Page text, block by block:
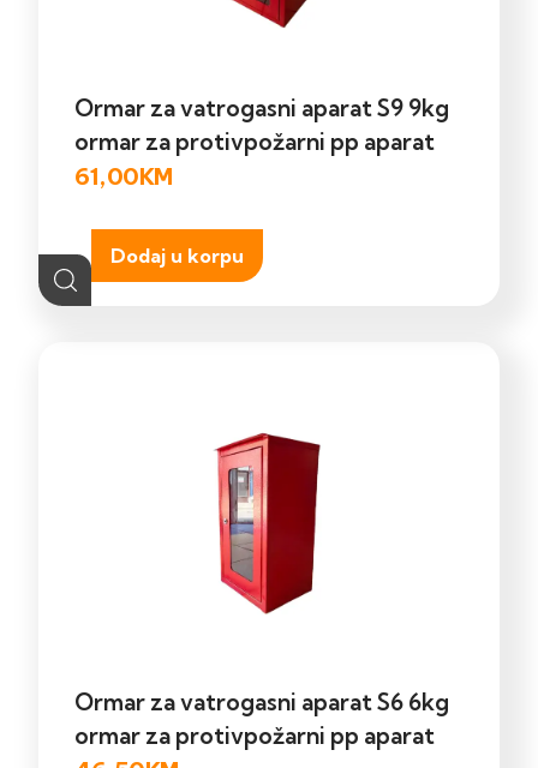
Ormar za vatrogasni aparat S9 9kg
ormar za protivpožarni pp aparat
61,00KM
Dodaj u korpu
Ormar za vatrogasni aparat S6 6kg
ormar za protivpožarni pp aparat